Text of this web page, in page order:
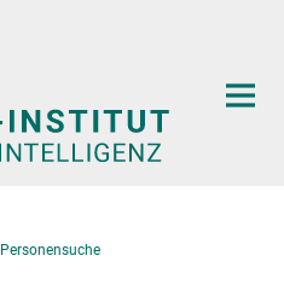
Personensuche